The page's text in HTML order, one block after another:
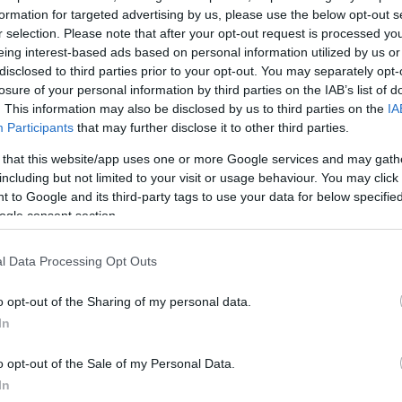
for targeted advertising by us, please use the below opt-out
selection. Please note that after your opt-out request is processed
interest-based ads based on personal information utilized by us
to third parties prior to your opt-out. You may separately
of your personal information by third parties on the IAB’s list of
This information may also be disclosed by us to third parties on the
Participants that may further disclose it to other third parties.
that this website/app uses one or more Google services and may
but not limited to your visit or usage behaviour. You may
to Google and its third-party tags to use your data for below
consent section.
Data Processing Opt Outs
opt-out of the Sharing of my personal data.
opt-out of the Sale of my Personal Data.
συνέντευξη στην εκπομπή
Πάνο Παπαδόπουλο.
του χρόνου. Προτιμώ την
ποδόσφαιρο όμως, είναι
Φραγκολιάς.